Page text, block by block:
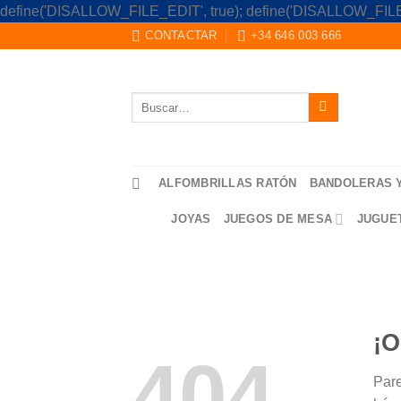
define('DISALLOW_FILE_EDIT', true);
CONTACTAR +34 646 003 666
ALFOMBRILLAS RATÓN BANDOLERAS
JOYAS JUEGOS DE MESA